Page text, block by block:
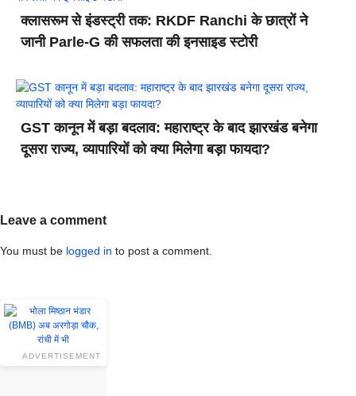
क्लासरूम से इंडस्ट्री तक: RKDF Ranchi के छात्रों ने
जानी Parle-G की सफलता की इनसाइड स्टोरी
GST कानून में बड़ा बदलाव: महाराष्ट्र के बाद झारखंड बनेगा
दूसरा राज्य, व्यापारियों को क्या मिलेगा बड़ा फायदा?
Leave a comment
You must be logged in to post a comment.
ADVERTISEMENT